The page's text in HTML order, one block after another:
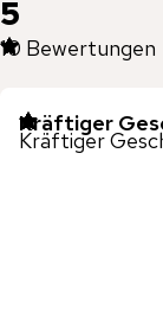
5
10 Bewertungen
Kräftiger
Kräftiger